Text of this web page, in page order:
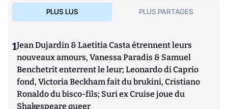
PLUS LUS PLUS PARTAGES
1Jean Dujardin & Laetitia Casta étrennent leurs
nouveaux amours, Vanessa Paradis & Samuel
Benchetrit enterrent le leur; Leonardo di Caprio
fond, Victoria Beckham fait du brukini, Cristiano
Ronaldo du bisco-fils; Suri ex Cruise joue du
Shakespeare queer